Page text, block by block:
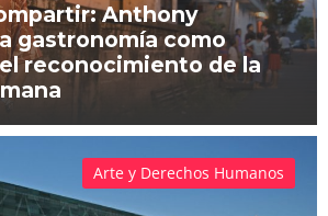
Anthony
gastronomía como
reconocimiento de la
Arte y Derechos Humanos